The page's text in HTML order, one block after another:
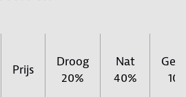
Prijs
Droog
20%
Nat
40%